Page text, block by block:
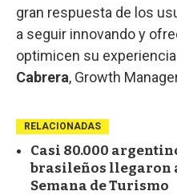
gran respuesta de los
a seguir innovando y
optimicen su
Cabrera, Growth
RELACIONADAS
Casi 80.000
brasileños llegaron
Semana de Turismo